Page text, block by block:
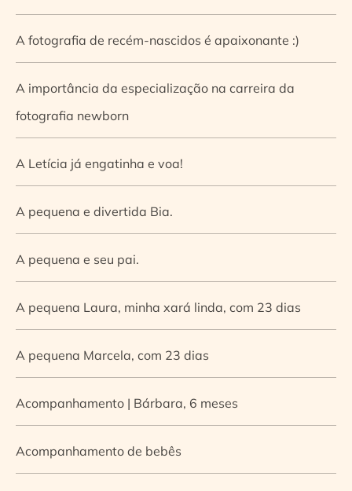
A fotografia de recém-nascidos é apaixonante :)
A importância da especialização na carreira da
fotografia newborn
A Letícia já engatinha e voa!
A pequena e divertida Bia.
A pequena e seu pai.
A pequena Laura, minha xará linda, com 23 dias
A pequena Marcela, com 23 dias
Acompanhamento | Bárbara, 6 meses
Acompanhamento de bebês